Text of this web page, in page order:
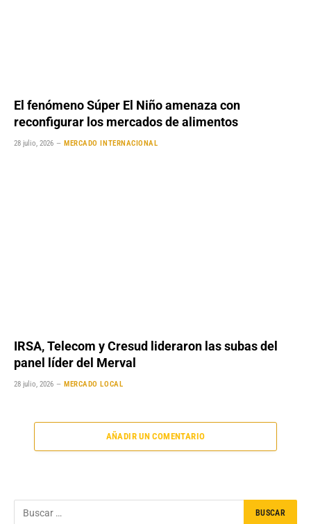
El fenómeno Súper El Niño amenaza con
reconfigurar los mercados de alimentos
28 julio, 2026 MERCADO INTERNACIONAL
IRSA, Telecom y Cresud lideraron las subas del
panel líder del Merval
28 julio, 2026 MERCADO LOCAL
AÑADIR UN COMENTARIO